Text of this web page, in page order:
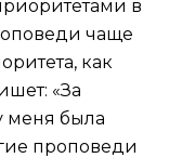
в
чаще
как
«За
меня была
проповеди